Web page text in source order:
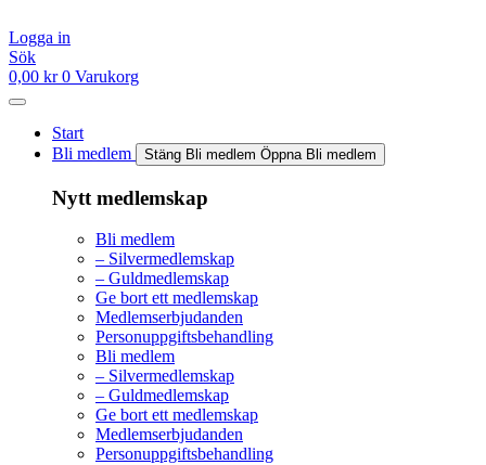
till
innehåll
Logga in
Sök
0,00 kr 0 Varukorg
Start
Bli medlem
Stäng Bli medlem Öppna Bli medlem
Nytt medlemskap
Bli medlem
– Silvermedlemskap
– Guldmedlemskap
Ge bort ett medlemskap
Medlemserbjudanden
Personuppgiftsbehandling
Bli medlem
– Silvermedlemskap
– Guldmedlemskap
Ge bort ett medlemskap
Medlemserbjudanden
Personuppgiftsbehandling